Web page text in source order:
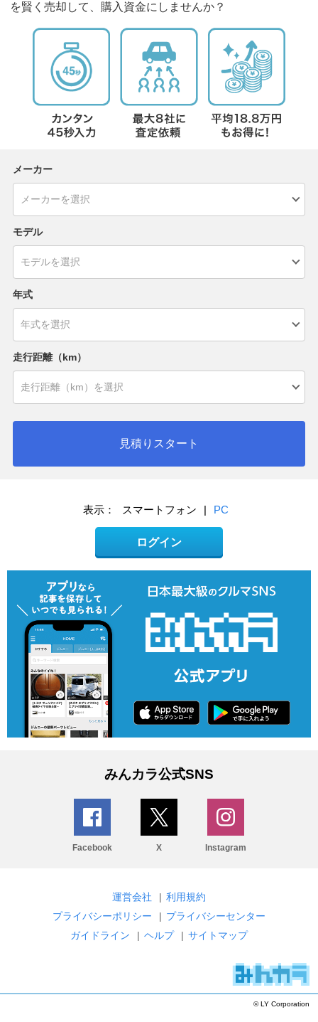
を賢く売却して、購入資金にしませんか？
メーカー
モデル
年式
走行距離（km）
見積りスタート
表示： スマートフォン | PC
ログイン
みんカラ公式SNS
Facebook X Instagram
運営会社 | 利用規約
プライバシーポリシー
| プライバシーセンター
ガイドライン
| ヘルプ | サイトマップ
© LY Corporation